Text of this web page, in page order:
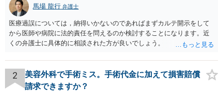
馬場 龍行 弁護士
医療過誤については，納得いかないのであればまずカルテ開示をして
から医師や病院に法的責任を問えるのか検討することになります。近
くの弁護士に具体的に相談された方が良いでしょう。
2
美容外科で手術ミス。手術代金に加えて損害賠償
請求できますか？